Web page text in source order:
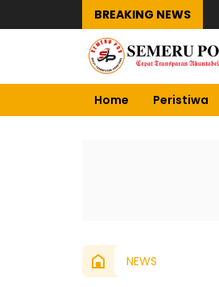
BREAKING NEWS
Home
Peristiwa
NEWS